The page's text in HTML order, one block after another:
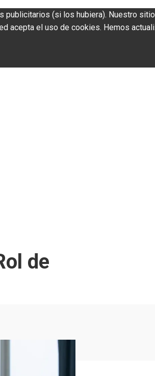
(si los hubiera). Nuestro
acepta el uso de cookies. Hemos
de